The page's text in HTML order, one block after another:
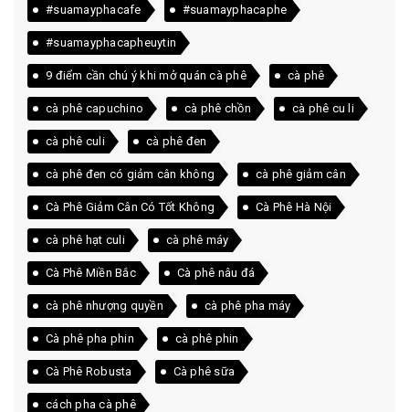
#suamayphacafe #suamayphacaphe
#suamayphacapheuytin
9 điểm cần chú ý khi mở quán cà phê cà phê
cà phê capuchino cà phê chồn cà phê cu li
cà phê culi cà phê đen
cà phê đen có giảm cân không cà phê giảm cân
Cà Phê Giảm Cân Có Tốt Không Cà Phê Hà Nội
cà phê hạt culi cà phê máy
Cà Phê Miền Bắc Cà phê nâu đá
cà phê nhượng quyền cà phê pha máy
Cà phê pha phin cà phê phin
Cà Phê Robusta Cà phê sữa
cách pha cà phê